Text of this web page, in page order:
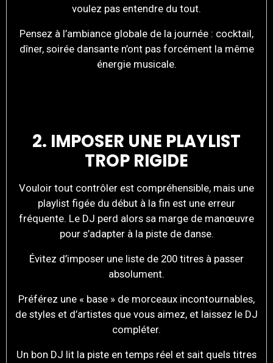
voulez pas entendre du tout.
Pensez à l’ambiance globale de la journée : cocktail,
dîner, soirée dansante n’ont pas forcément la même
énergie musicale.
2. IMPOSER UNE PLAYLIST
TROP RIGIDE
Vouloir tout contrôler est compréhensible, mais une
playlist figée du début à la fin est une erreur
fréquente. Le DJ perd alors sa marge de manœuvre
pour s’adapter à la piste de danse.
Évitez d’imposer une liste de 200 titres à passer
absolument.
Préférez une « base » de morceaux incontournables,
de styles et d’artistes que vous aimez, et laissez le DJ
compléter.
Un bon DJ lit la piste en temps réel et sait quels titres